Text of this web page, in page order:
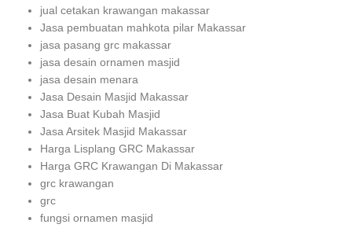
jual cetakan krawangan makassar
Jasa pembuatan mahkota pilar Makassar
jasa pasang grc makassar
jasa desain ornamen masjid
jasa desain menara
Jasa Desain Masjid Makassar
Jasa Buat Kubah Masjid
Jasa Arsitek Masjid Makassar
Harga Lisplang GRC Makassar
Harga GRC Krawangan Di Makassar
grc krawangan
grc
fungsi ornamen masjid